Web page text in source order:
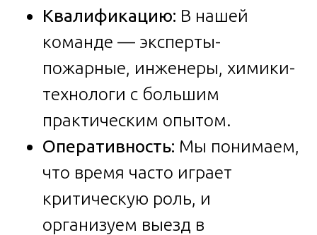
Квалификацию: В нашей
команде — эксперты-
пожарные, инженеры, химики-
технологи с большим
практическим опытом.
Оперативность: Мы понимаем,
что время часто играет
критическую роль, и
организуем выезд в